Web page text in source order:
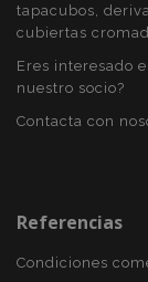
tapacubos,
cubiertas
Eres interesado
nuestro socio?
Contacta con
Referencias
CondicionesStrictly